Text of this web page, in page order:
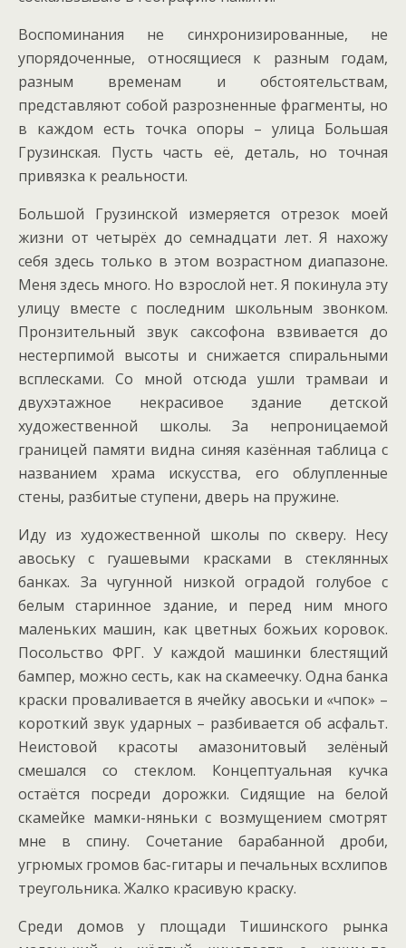
Воспоминания не синхронизированные, не
упорядоченные, относящиеся к разным годам,
разным временам и обстоятельствам,
представляют собой разрозненные фрагменты, но
в каждом есть точка опоры – улица Большая
Грузинская. Пусть часть её, деталь, но точная
привязка к реальности.
Большой Грузинской измеряется отрезок моей
жизни от четырёх до семнадцати лет. Я нахожу
себя здесь только в этом возрастном диапазоне.
Меня здесь много. Но взрослой нет. Я покинула эту
улицу вместе с последним школьным звонком.
Пронзительный звук саксофона взвивается до
нестерпимой высоты и снижается спиральными
всплесками. Со мной отсюда ушли трамваи и
двухэтажное некрасивое здание детской
художественной школы. За непроницаемой
границей памяти видна синяя казённая таблица с
названием храма искусства, его облупленные
стены, разбитые ступени, дверь на пружине.
Иду из художественной школы по скверу. Несу
авоську с гуашевыми красками в стеклянных
банках. За чугунной низкой оградой голубое с
белым старинное здание, и перед ним много
маленьких машин, как цветных божьих коровок.
Посольство ФРГ. У каждой машинки блестящий
бампер, можно сесть, как на скамеечку. Одна банка
краски проваливается в ячейку авоськи и «чпок» –
короткий звук ударных – разбивается об асфальт.
Неистовой красоты амазонитовый зелёный
смешался со стеклом. Концептуальная кучка
остаётся посреди дорожки. Сидящие на белой
скамейке мамки-няньки с возмущением смотрят
мне в спину. Сочетание барабанной дроби,
угрюмых громов бас-гитары и печальных всхлипов
треугольника. Жалко красивую краску.
Среди домов у площади Тишинского рынка